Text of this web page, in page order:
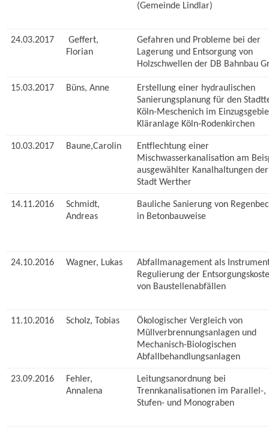
(Gemeinde Lindlar)
24.03.2017
Geffert,
Florian
Gefahren und Probleme bei der
Lagerung und Entsorgung von
Holzschwellen der DB Bahnbau
15.03.2017 Büns, Anne
Erstellung einer hydraulischen
Sanierungsplanung für den
Köln-Meschenich im
Kläranlage Köln-Rodenkirchen
10.03.2017 Baune,Carolin
Entflechtung einer
Mischwasserkanalisation am
ausgewählter Kanalhaltungen der
Stadt Werther
14.11.2016
Schmidt,
Andreas
Bauliche Sanierung von
in Betonbauweise
24.10.2016 Wagner, Lukas
Abfallmanagement als
Regulierung der
von Baustellenabfällen
11.10.2016 Scholz, Tobias
Ökologischer Vergleich von
Müllverbrennungsanlagen und
Mechanisch-Biologischen
Abfallbehandlungsanlagen
23.09.2016
Fehler,
Annalena
Leitungsanordnung bei
Trennkanalisationen im Parallel-,
Stufen- und Monograben